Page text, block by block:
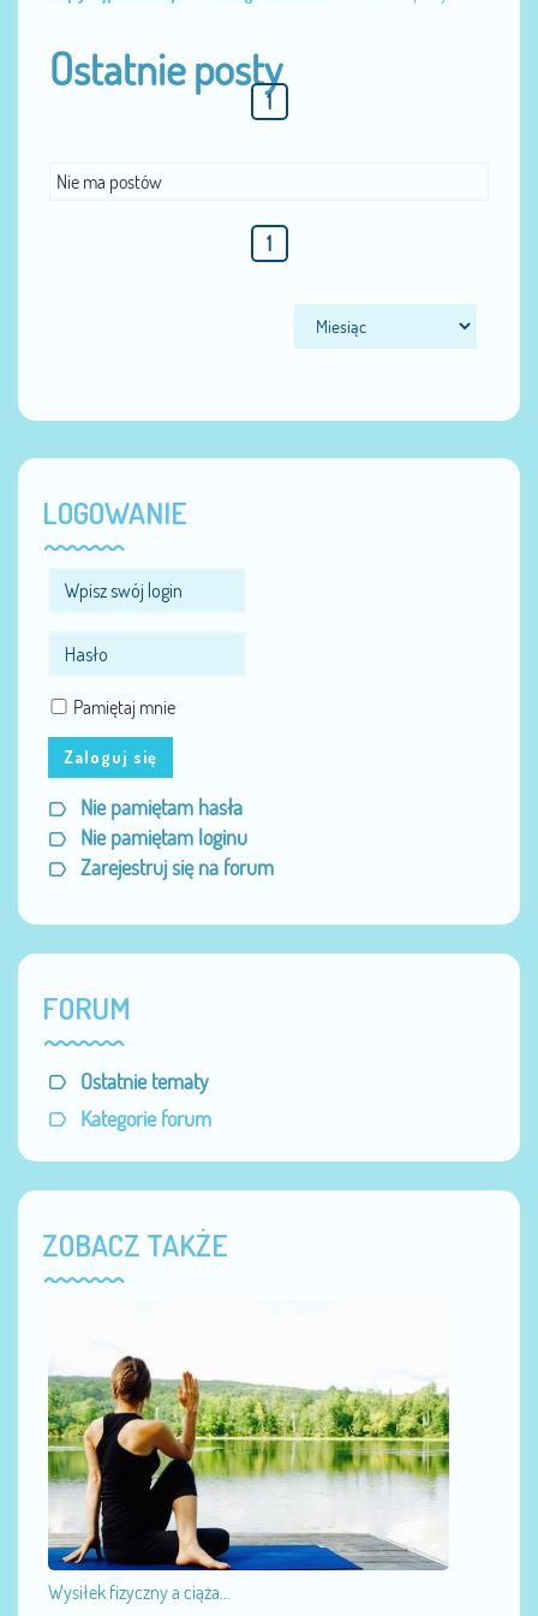
Ostatnie posty
1
Nie ma postów
1
LOGOWANIE
Pamiętaj mnie
Zaloguj się
Nie pamiętam hasła
Nie pamiętam loginu
Zarejestruj się na forum
FORUM
Ostatnie tematy
Kategorie forum
ZOBACZ TAKŻE
Wysiłek fizyczny a ciąża...